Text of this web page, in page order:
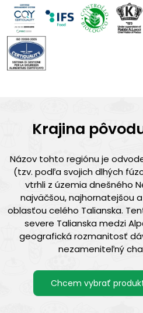
Krajina
Názov tohto regiónu je
(tzv. podľa svojich dlhých
vtrhli z územia dnešného
najväčšou, najhornatejšou
oblasťou celého Talianska.
severe Talianska medzi
geografická rozmanitosť
nezameniteľný
Chcem vybrať